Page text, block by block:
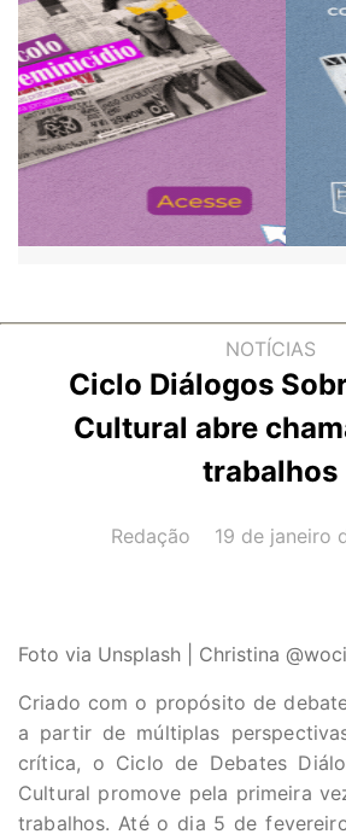
NOTÍCIAS
Ciclo Diálogos
Cultural abre
trabalhos
AUTOR(A):
Redação DATA:
19 de janeiro
Foto via Unsplash | Christina
Criado com o propósito de
a partir de múltiplas
crítica, o Ciclo de Debates
Cultural promove pela primeira
trabalhos. Até o dia 5 de